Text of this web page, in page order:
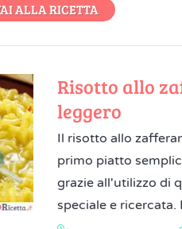
ALLA RICETTA
Risotto allo
leggero
Il risotto allo
primo piatto
grazie all'utilizzo di
speciale e ricercata.